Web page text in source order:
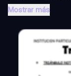
Mostrar más